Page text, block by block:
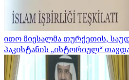
ითო მიესალმა თურქეთის,
პაკისტანის „ისტორიულ“